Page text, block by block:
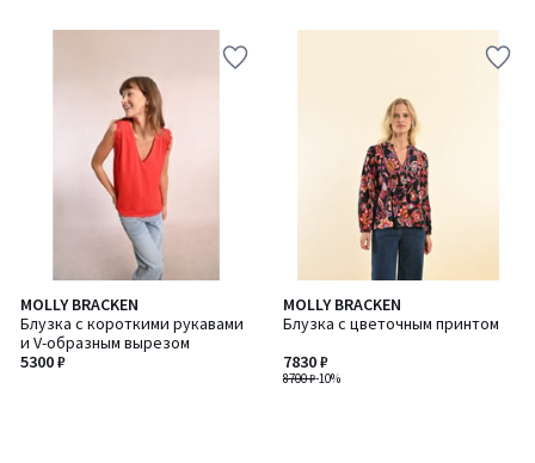
MOLLY BRACKEN
Блузка с короткими рукавами
и V-образным вырезом
5300 ₽
MOLLY BRACKEN
Блузка с цветочным принтом
8700 ₽-10%
7830 ₽